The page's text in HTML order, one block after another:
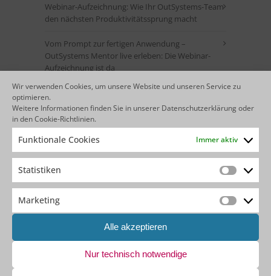
Wir verwenden Cookies, um unsere Website und unseren Service zu
optimieren.
Weitere Informationen finden Sie in unserer Datenschutzerklärungoder
in denCookie-Richtlinien.
Funktionale Cookies Immer aktiv
Statistiken
Marketing
Alle akzeptieren
Nur technisch notwendige
Webinar-Aufzeichnung: Wie Ihr OutSystems-Team
den nächsten Produktivitätssprung macht
Vom Prompt zur fertigen Anwendung –
OutSystems Mentor live erleben: Die Webinar-
Aufzeichnung ist da
VERANSTALTUNGSKALENDER
M D M D F S S
27
5 6 7
11 12 13 14 15